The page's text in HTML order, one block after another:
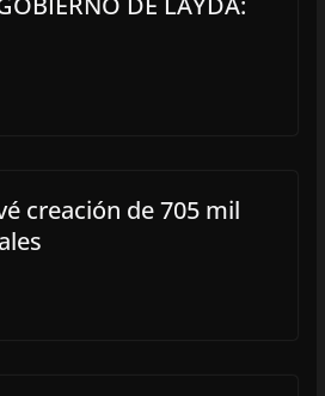
creación de 705 mil